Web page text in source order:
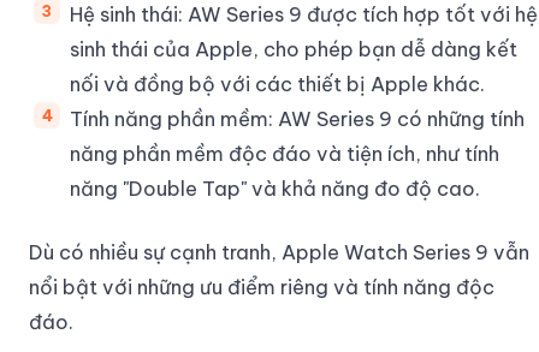
Hệ sinh thái: AW Series 9 được tích hợp tốt với hệ
sinh thái của Apple, cho phép bạn dễ dàng kết
nối và đồng bộ với các thiết bị Apple khác.
Tính năng phần mềm: AW Series 9 có những tính
năng phần mềm độc đáo và tiện ích, như tính
năng "Double Tap" và khả năng đo độ cao.
Dù có nhiều sự cạnh tranh, Apple Watch Series 9 vẫn
nổi bật với những ưu điểm riêng và tính năng độc
đáo.